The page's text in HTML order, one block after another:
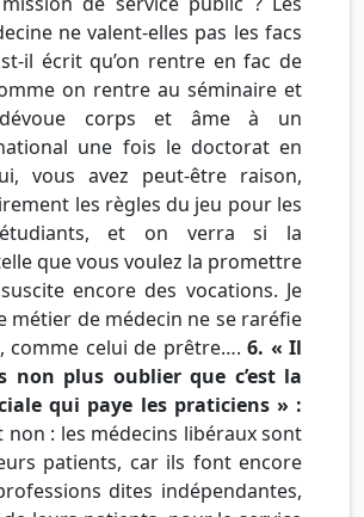
ne valent-elles pas les facs
il écrit qu’on rentre en fac de
on rentre au séminaire et
corps et âme à un
une fois le doctorat en
vous avez peut-être raison,
les règles du jeu pour les
étudiants, et on verra si la
que vous voulez la promettre
encore des vocations. Je
métier de médecin ne se raréfie
comme celui de prêtre…. 6. « Il
non plus oublier que c’est la
qui paye les praticiens » :
non : les médecins libéraux sont
patients, car ils font encore
dites indépendantes,